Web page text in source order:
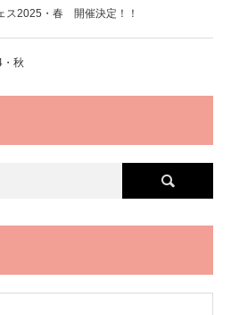
ス2025・春 開催決定！！
秋